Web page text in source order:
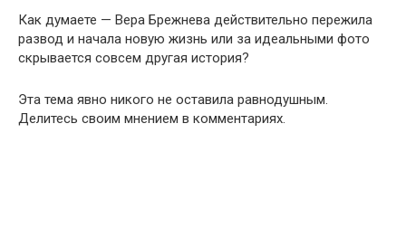
Как думаете — Вера Брежнева действительно пережила
развод и начала новую жизнь или за идеальными фото
скрывается совсем другая история?
Эта тема явно никого не оставила равнодушным.
Делитесь своим мнением в комментариях.